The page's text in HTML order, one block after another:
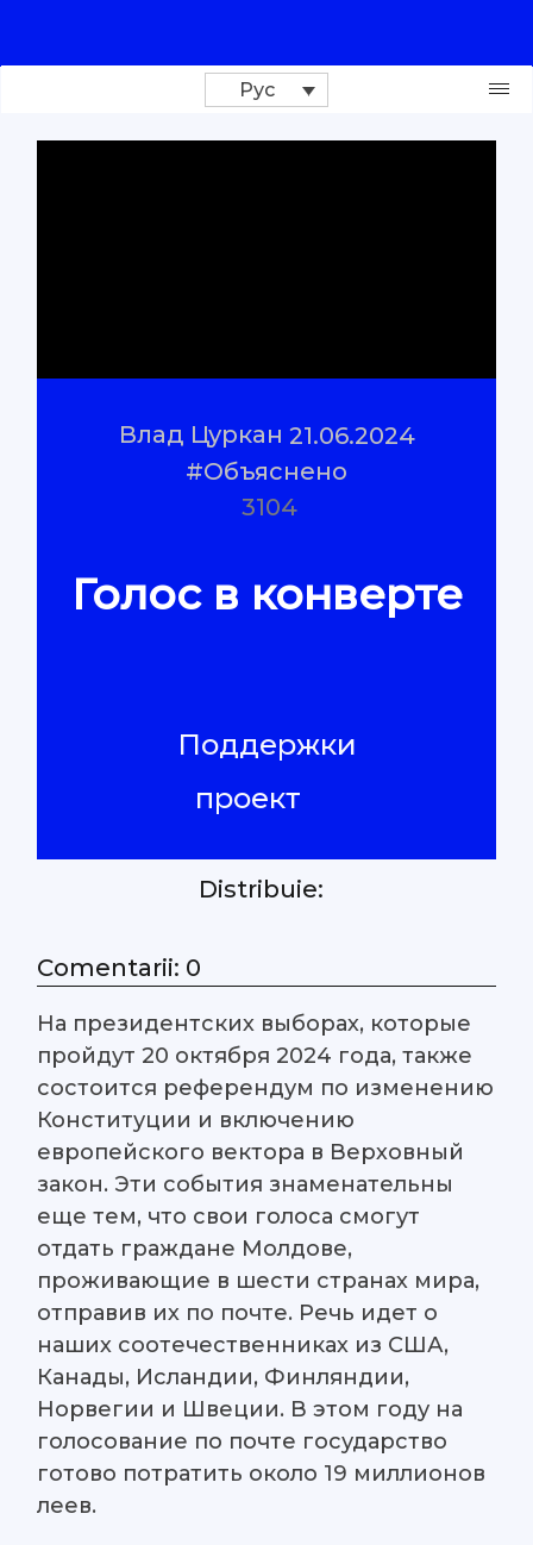
#Проверено
#Объяснено
Контакты
Рус
Влад Цуркан 21.06.2024
#Объяснено
3104
Голос в конверте
Поддержки
проект
Distribuie:
Comentarii: 0
На президентских выборах, которые
пройдут 20 октября 2024 года, также
состоится референдум по изменению
Конституции и включению
европейского вектора в Верховный
закон. Эти события знаменательны
еще тем, что свои голоса смогут
отдать граждане Молдове,
проживающие в шести странах мира,
отправив их по почте. Речь идет о
наших соотечественниках из США,
Канады, Исландии, Финляндии,
Норвегии и Швеции. В этом году на
голосование по почте государство
готово потратить около 19 миллионов
леев.